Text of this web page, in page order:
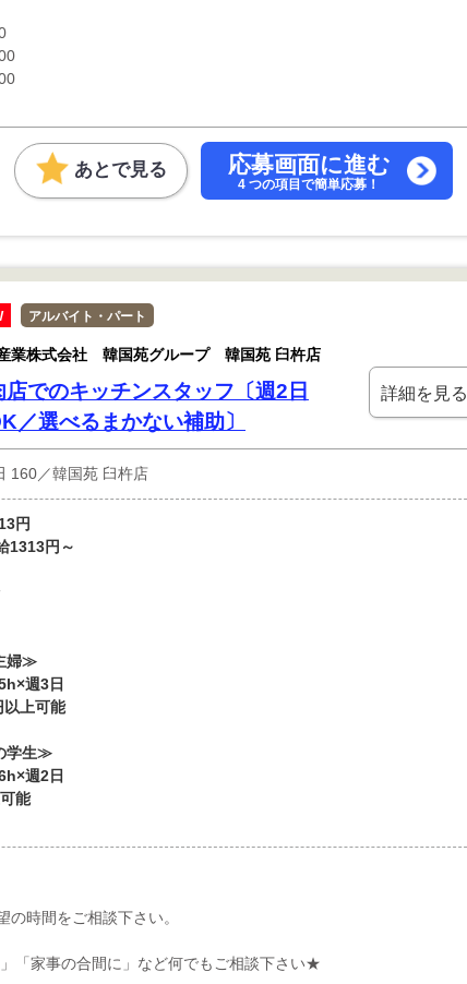
あとで見る 応募画面に進む
4 つの項目で簡単応募！
アルバイト・パート
業株式会社 韓国苑グループ 韓国苑 臼杵店
店でのキッチンスタッフ〔週2日
／選べるまかない補助〕
160／韓国苑 臼杵店
円
1313円～
婦≫
週3日
以上可能
学生≫
週2日
能
の時間をご相談下さい。
「家事の合間に」など何でもご相談下さい★
詳細を見る